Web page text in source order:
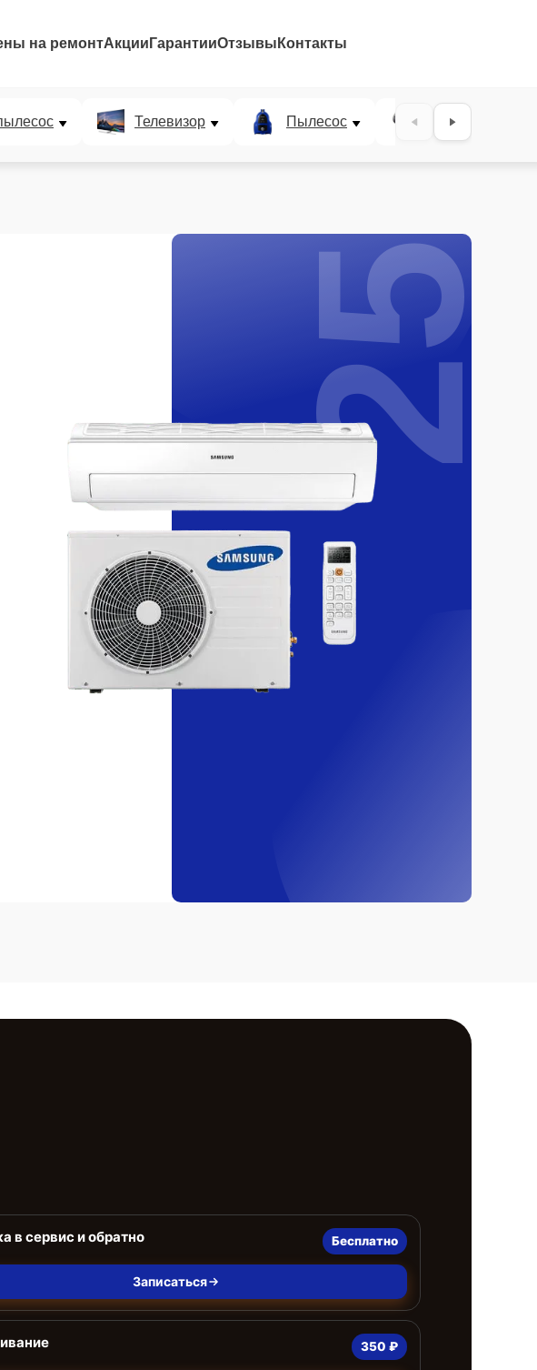
на ремонтАкции ГарантииОтзывы Контакты
Телевизор Пылесос Проектор
25%
в сервис и обратно Бесплатно
Записаться
350 ₽